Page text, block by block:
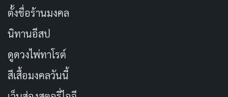
ตั้งชื่อร้านมงคล
นิทานอีสป
ดูดวงไพ่ทาโรต์
สีเสื้อมงคลวันนี้